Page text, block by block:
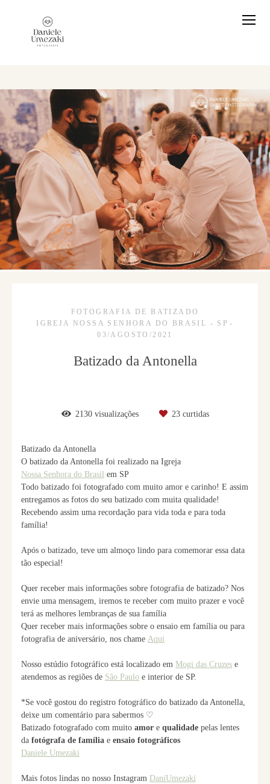
FOTOGRAFIA DE BATIZADO
IGREJA NOSSA SENHORA DO BRASIL - SP
03/AGOSTO/2021
Batizado da Antonella
2130visualizações 23curtidas
Batizado da Antonella
O batizado da Antonella foi realizado na Igreja
Nossa Senhora do Brasil em SP
Todo batizado foi fotografado com muito amor e carinho! E assim
entregamos as fotos do seu batizado com muita qualidade!
Recebendo assim uma recordação para vida toda e para toda
família!
Após o batizado, teve um almoço lindo para comemorar essa data
tão especial!
Quer receber mais informações sobre fotografia de batizado? Nos
envie uma mensagem, iremos te receber com muito prazer e você
terá as melhores lembranças de sua família
Quer receber mais informações sobre o ensaio em família ou para
fotografia de aniversário, nos chame Aqui
Nosso estúdio fotográfico está localizado em Mogi das Cruzes e
atendemos as regiões de São Paulo e interior de SP.
*Se você gostou do registro fotográfico do batizado da Antonella,
deixe um comentário para sabermos ♡
Batizado fotografado com muito amor e qualidade pelas lentes
da fotógrafa de família e ensaio fotográficos
Daniele Umezaki
Mais fotos lindas no nosso Instagram DaniUmezaki